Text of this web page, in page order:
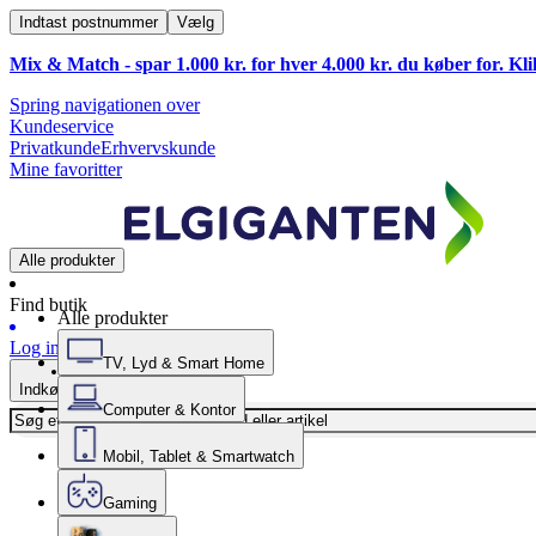
Indtast postnummer Vælg
Mix & Match - spar 1.000 kr. for hver 4.000 kr. du køber for.
Spring navigationen over
Kundeservice
PrivatkundeErhvervskunde
Mine favoritter
Alle produkter
Find butik
Log ind
Indkøbskurv
Alle produkter
TV, Lyd & Smart Home
Computer & Kontor
Mobil, Tablet & Smartwatch
Gaming